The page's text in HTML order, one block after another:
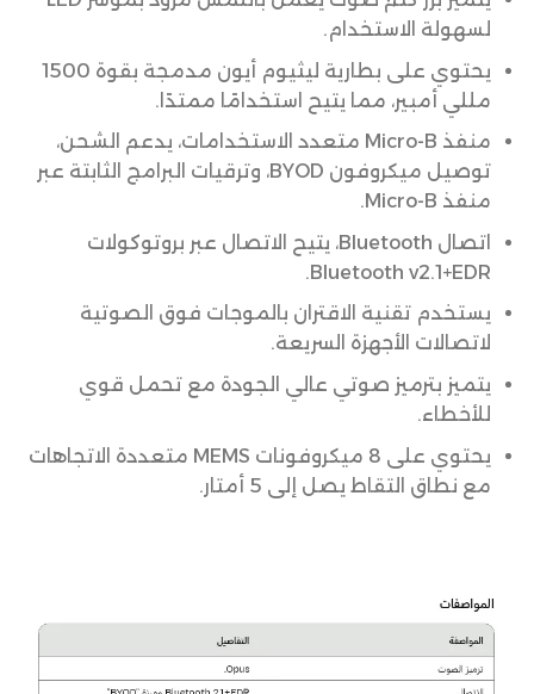
لسهولة الاستخدام.
يحتوي على بطارية ليثيوم أيون مدمجة بقوة 1500
مللي أمبير، مما يتيح استخدامًا ممتدًا.
منفذ Micro-B متعدد الاستخدامات، يدعم الشحن،
توصيل ميكروفون BYOD، وترقيات البرامج الثابتة عبر
منفذ Micro-B.
اتصال Bluetooth، يتيح الاتصال عبر بروتوكولات
Bluetooth v2.1+EDR.
يستخدم تقنية الاقتران بالموجات فوق الصوتية
لاتصالات الأجهزة السريعة.
يتميز بترميز صوتي عالي الجودة مع تحمل قوي
للأخطاء.
يحتوي على 8 ميكروفونات MEMS متعددة الاتجاهات
مع نطاق التقاط يصل إلى 5 أمتار.